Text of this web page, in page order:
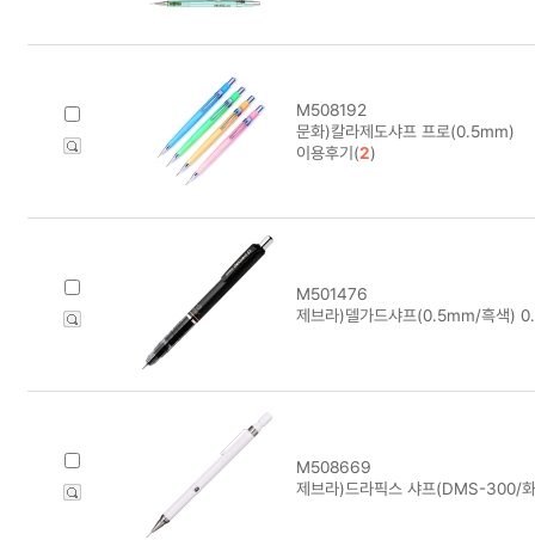
M508192
문화)칼라제도샤프 프로(0.5mm)
이용후기(2)
M501476
제브라)델가드샤프(0.5mm/흑색)
M508669
제브라)드라픽스 샤프(DMS-300/